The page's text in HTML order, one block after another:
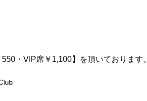
・VIP席￥1,100】を頂いております。